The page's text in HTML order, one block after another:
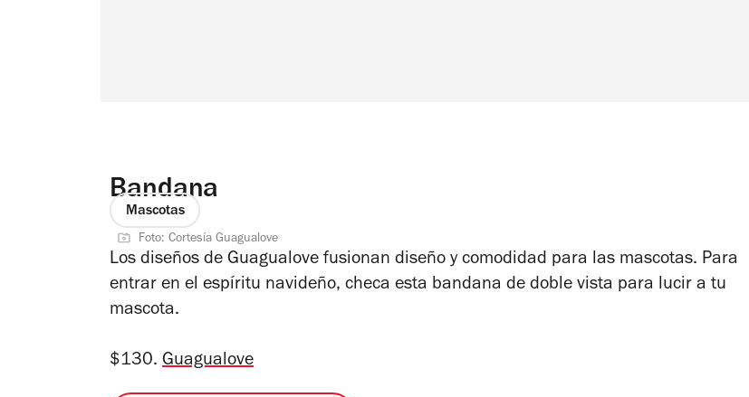
Bandana
Mascotas
Foto: Cortesía Guagualove
Los diseños de Guagualove fusionan diseño y comodidad para las mascotas. Para
entrar en el espíritu navideño, checa esta bandana de doble vista para lucir a tu
mascota.
$130. Guagualove